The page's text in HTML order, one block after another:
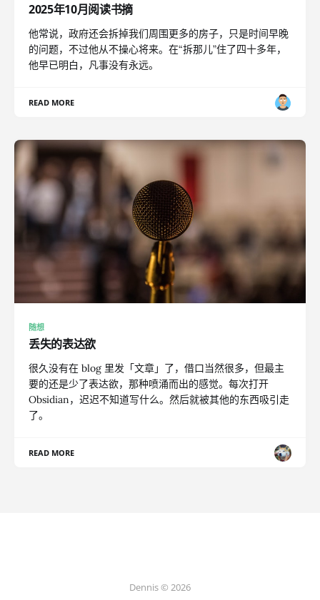
2025年10月阅读书摘
他常说，政府还会拆掉我们周围更多的房子，只是时间早晚
的问题，不过他从不操心将来。在“拆那儿”住了四十多年，
他早已明白，凡事没有永远。
READ MORE
随想
丢失的表达欲
很久没有在 blog 里发「文章」了，借口当然很多，但最主
要的还是少了表达欲，那种喷涌而出的感觉。每次打开
Obsidian，迟迟不知道写什么。然后就被其他的东西吸引走
了。
READ MORE
Dennis © 2026